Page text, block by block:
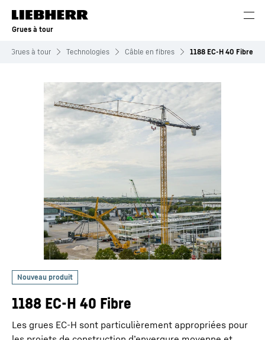
Grues à tour
Grues à tour Technologies Câble en fibres 1188 EC-H 40 Fibre
1188 EC-H 40 Fibre
Les grues EC-H sont particulièrement appropriées pour